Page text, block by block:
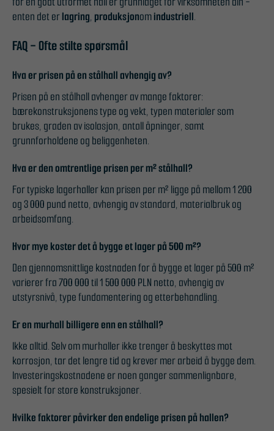
enten det erlagring, produksjonomindustriell.
FAQ - Ofte stilte spørsmål
Hva er prisen på en stålhall avhengig av?
Prisen på en stålhall avhenger av mange faktorer:
bærekonstruksjonens type og vekt, typen materialer som
brukes, graden av isolasjon, antall åpninger, samt
grunnforholdene og beliggenheten.
Hva er den omtrentlige prisen per m² stålhall?
For typiske lagerhaller kan prisen per m² ligge på mellom 1 200
og 3 000 pund netto, avhengig av standard, materialbruk og
arbeidsomfang.
Hvor mye koster det å bygge et lager på 500 m²?
Den gjennomsnittlige kostnaden for å bygge et lager på 500 m²
varierer fra 700 000 til 1 500 000 PLN netto, avhengig av
utstyrsnivå, type fundamentering og etterbehandling.
Er en murhall billigere enn en stålhall?
Ikke alltid. Selv om murhaller ikke trenger å beskyttes mot
korrosjon, tar det lengre tid og krever mer arbeid å bygge dem.
Investeringskostnadene er noen ganger sammenlignbare,
spesielt for store konstruksjoner.
Hvilke faktorer påvirker den endelige prisen på hallen?